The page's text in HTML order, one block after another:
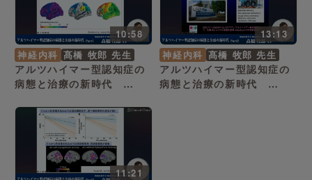
10:58
神経内科 髙橋 牧郎 先生
アルツハイマー型認知症の
病態と治療の新時代
13:13
神経内科 髙橋 牧郎 先生
アルツハイマー型認知症の
病態と治療の新時代
11:21